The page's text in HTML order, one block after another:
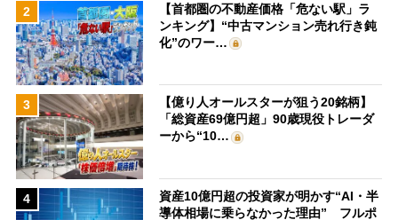
2
【首都圏の不動産価格「危ない駅」ラ
ンキング】“中古マンション売れ行き鈍
化”のワー…
3
【億り人オールスターが狙う20銘柄】
「総資産69億円超」90歳現役トレーダ
ーから“10…
4
資産10億円超の投資家が明かす“AI・半
導体相場に乗らなかった理由” フルポ